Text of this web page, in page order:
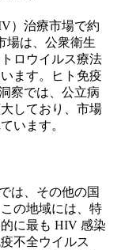
）治療市場で約
場は、公衆衛生
ロウイルス療法
ます。ヒト免疫
察では、公立病
しており、市場
います。
は、その他の国
の地域には、特
に最も HIV 感染
不全ウイルス